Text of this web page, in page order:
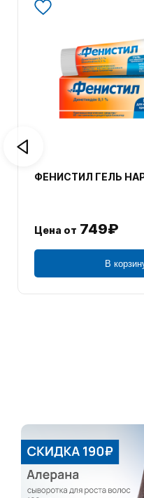
ФЕНИСТИЛ ГЕЛЬ
Цена от 749₽
В